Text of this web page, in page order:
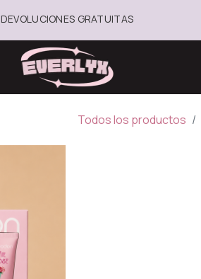
DEVOLUCIONES GRATUITAS
Todos los productos